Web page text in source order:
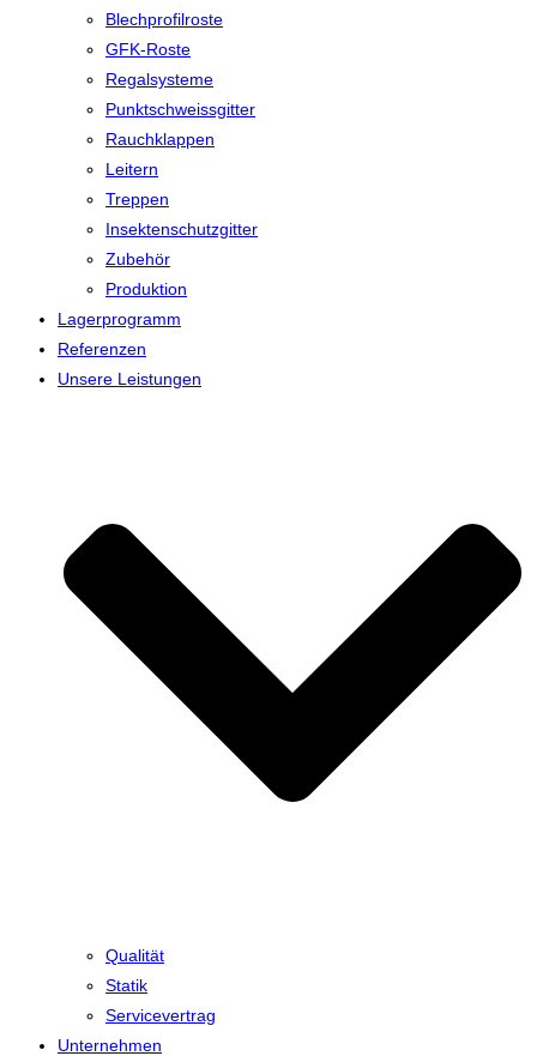
Blechprofilroste
GFK-Roste
Regalsysteme
Punktschweissgitter
Rauchklappen
Leitern
Treppen
Insektenschutzgitter
Zubehör
Produktion
Lagerprogramm
Referenzen
Unsere Leistungen
Qualität
Statik
Servicevertrag
Unternehmen